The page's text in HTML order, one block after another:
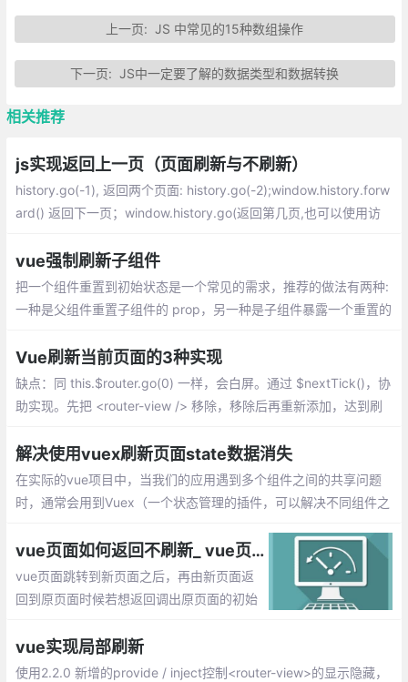
上一页:JS 中常见的15种数组操作
下一页:JS中一定要了解的数据类型和数据转换
相关推荐
js实现返回上一页（页面刷新与不刷新）
history.go(-1), 返回两个页面: history.go(-2);window.history.forw
ard() 返回下一页；window.history.go(返回第几页,也可以使用访
vue强制刷新子组件
把一个组件重置到初始状态是一个常见的需求，推荐的做法有两种:
一种是父组件重置子组件的 prop，另一种是子组件暴露一个重置的
Vue刷新当前页面的3种实现
缺点：同 this.$router.go(0) 一样，会白屏。通过 $nextTick()，协
助实现。先把 <router-view /> 移除，移除后再重新添加，达到刷
解决使用vuex刷新页面state数据消失
在实际的vue项目中，当我们的应用遇到多个组件之间的共享问题
时，通常会用到Vuex（一个状态管理的插件，可以解决不同组件之
题。
vue页面如何返回不刷新_ vue页面撤退不能返回到顶部的实现
vue页面跳转到新页面之后，再由新页面返
回到原页面时候若想返回调出原页面的初始
x存储滚动状态，2、使用缓存keepAlive的
实现
vue实现局部刷新
使用2.2.0 新增的provide / inject控制<router-view>的显示隐藏，